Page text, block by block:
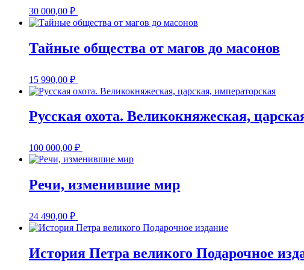
30 000,00 ₽
Тайные общества от магов до масонов
15 990,00 ₽
Русская охота. Великокняжеская,
100 000,00 ₽
Речи, изменившие мир
24 490,00 ₽
История Петра великого Подарочное